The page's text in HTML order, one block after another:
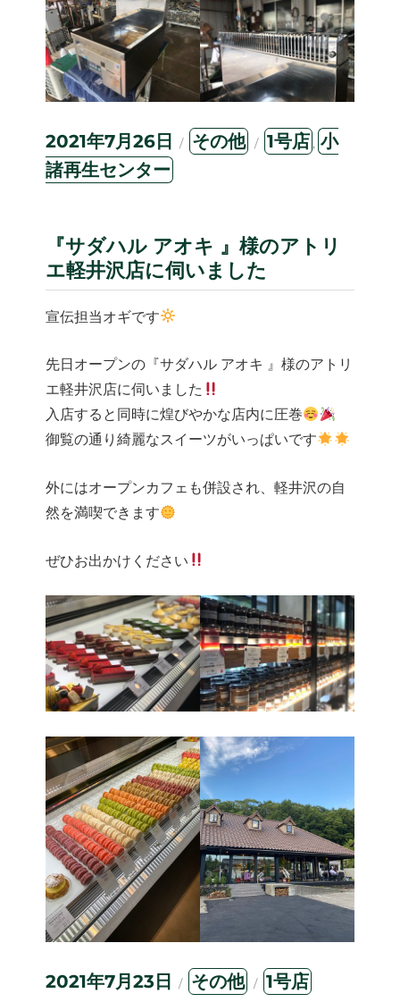
投
稿
日:
2021年7月26日
カ
テ
その他
タ
グ
1号店 , 小
諸再生センター
『サダハル アオキ 』様のアトリ
エ軽井沢店に伺いました
宣伝担当オギです
先日オープンの『サダハル アオキ 』様のアトリ
エ軽井沢店に伺いました
入店すると同時に煌びやかな店内に圧巻
御覧の通り綺麗なスイーツがいっぱいです
外にはオープンカフェも併設され、軽井沢の自
然を満喫できます
ぜひお出かけください
投
2021年7月23日
カ
テ
その他
タ
グ
1号店